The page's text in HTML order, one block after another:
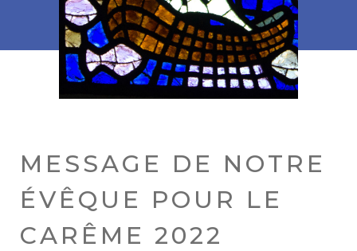
MESSAGE DE NOTRE
ÉVÊQUE POUR LE
CARÊME 2022